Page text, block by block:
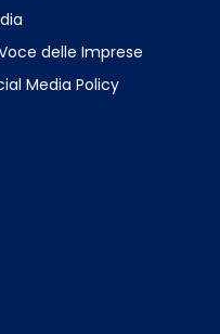
delle Imprese
Media Policy